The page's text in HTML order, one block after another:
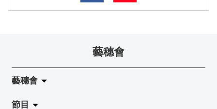
藝穗會
藝穗會
關於藝穗會
節目